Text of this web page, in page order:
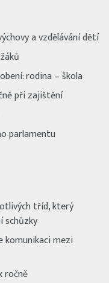
a vzdělávání dětí
rodina – škola
při zajištění
parlamentu
tříd, který
komunikaci mezi
ročně